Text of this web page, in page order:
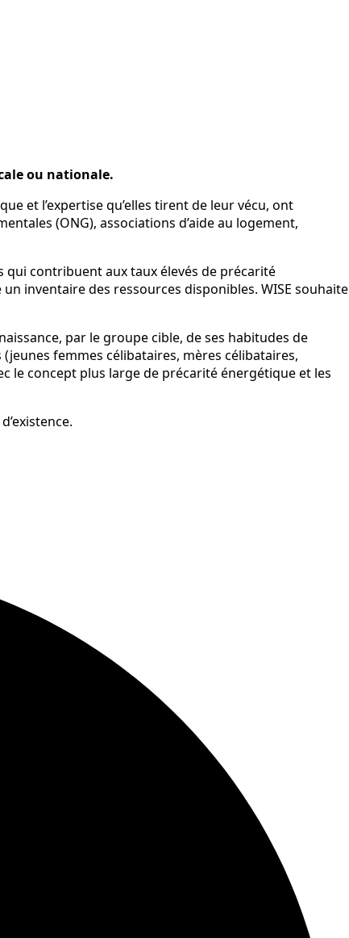
ou nationale.
et l’expertise qu’elles tirent de leur vécu, ont
(ONG), associations d’aide au logement,
qui contribuent aux taux élevés de précarité
inventaire des ressources disponibles. WISE souhaite
par le groupe cible, de ses habitudes de
femmes célibataires, mères célibataires,
le concept plus large de précarité énergétique et les